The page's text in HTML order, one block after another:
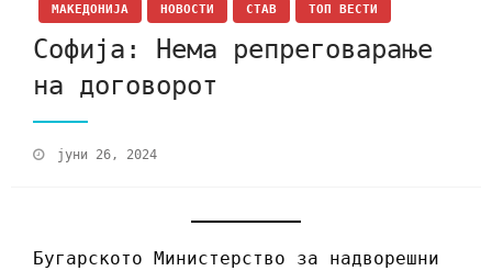
МАКЕДОНИЈА НОВОСТИ СТАВ ТОП ВЕСТИ
Софија: Нема репреговарање
на договорот
јуни 26, 2024
Бугарското Министерство за надворешни